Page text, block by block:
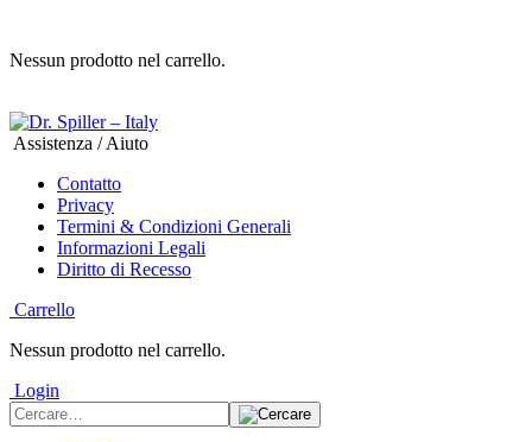
Nessun prodotto nel carrello.
Assistenza / Aiuto
Contatto
Privacy
Termini & Condizioni Generali
Informazioni Legali
Diritto di Recesso
Carrello
Nessun prodotto nel carrello.
Login